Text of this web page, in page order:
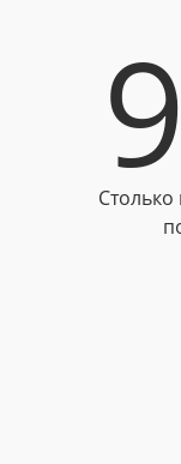
Столько